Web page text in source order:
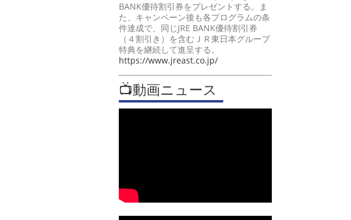
BANK優待割引券をプレゼントする。ま
た、キャンペーン後も各プログラムの条
件達成で、同じJRE BANK優待割引券
（４割引き）を含むＪＲ東日本グループ
特典を継続して進呈する。
https://www.jreast.co.jp/
📺動画ニュース